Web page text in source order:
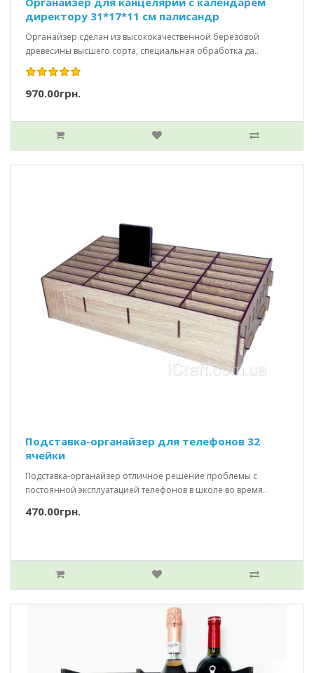
директору 31*17*11 см палисандр
Органайзер сделан из высококачественной березовой
древесины высшего сорта, специальная обработка да..
970.00грн.
Подставка-органайзер для телефонов 32
ячейки
Подставка-органайзер отличное решение проблемы с
постоянной эксплуатацией телефонов в школе во время..
470.00грн.